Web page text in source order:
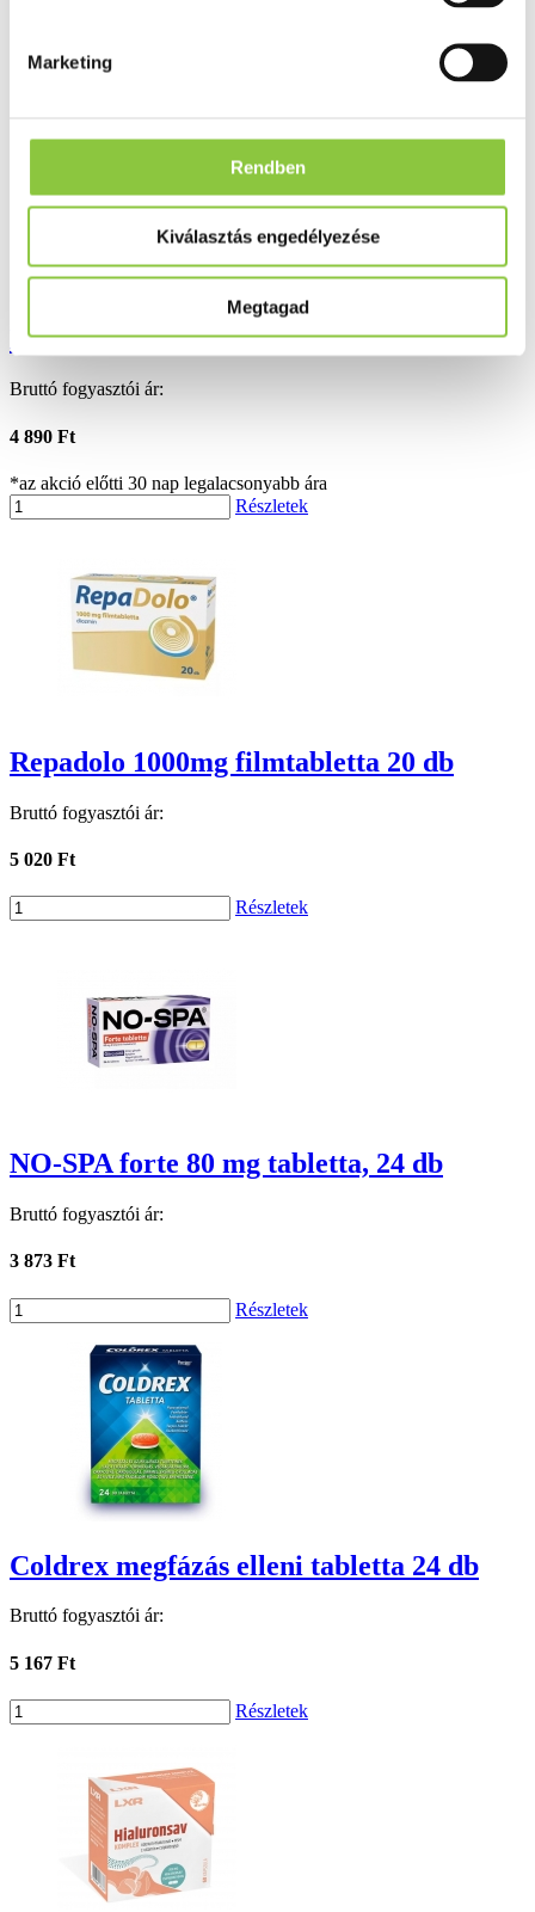
Marketing
Rendben
Kiválasztás engedélyezése
Megtagad
LXR Via-aktív komplex kapszula 30 db
Bruttó fogyasztói ár:
4 890 Ft
*az akció előtti 30 nap legalacsonyabb ára
Részletek
Repadolo 1000mg filmtabletta 20 db
Bruttó fogyasztói ár:
5 020 Ft
Részletek
NO-SPA forte 80 mg tabletta, 24 db
Bruttó fogyasztói ár:
3 873 Ft
Részletek
Coldrex megfázás elleni tabletta 24 db
Bruttó fogyasztói ár:
5 167 Ft
Részletek